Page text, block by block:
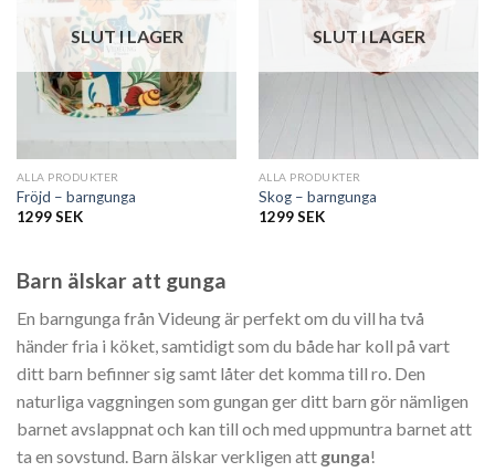
SLUT I LAGER
ALLA PRODUKTER
Fröjd – barngunga
1299SEK
SLUT I LAGER
ALLA PRODUKTER
Skog – barngunga
1299SEK
Barn älskar att gunga
En barngunga från Videung är perfekt om du vill ha två
händer fria i köket, samtidigt som du både har koll på vart
ditt barn befinner sig samt låter det komma till ro. Den
naturliga vaggningen som gungan ger ditt barn gör nämligen
barnet avslappnat och kan till och med uppmuntra barnet att
ta en sovstund. Barn älskar verkligen att gunga!